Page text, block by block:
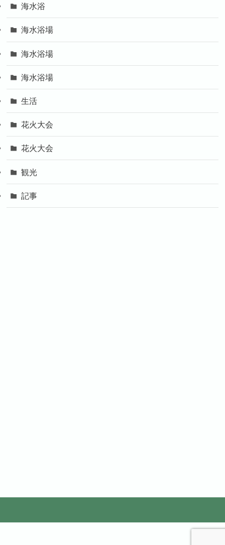
海水浴
海水浴場
海水浴場
海水浴場
生活
花火大会
花火大会
観光
記事